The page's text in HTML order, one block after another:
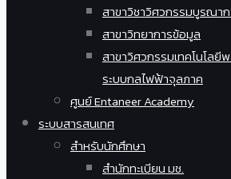
สาขาวิชาวิศวกรรมบูรณา
สาขาวิทยาการข้อมูล
สาขาวิศวกรรมเทคโนโลยี
ระบบกลไฟฟ้าจุลภาค
ศูนย์ Entaneer Academy
ระบบสารสนเทศ
สำหรับนักศึกษา
สำนักทะเบียน มช.